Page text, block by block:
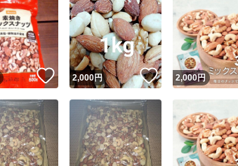
取引実績◯+ このユーザーは
他フリマ実績◯+ このユーザーは
スピード&安心発送
※このバッジは実績に基づく表示であり、発送
スピード＆安心発送
このユーザー
ます
コピーは1商品につき1回 です
出
いいね！
2,000円 いいね！
2,000円